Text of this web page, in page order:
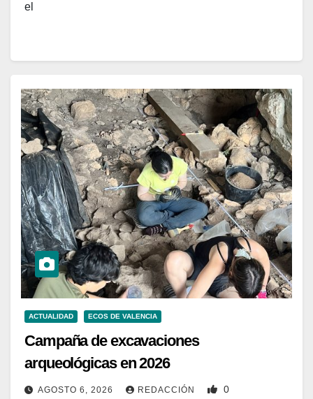
el
ACTUALIDAD ECOS DE VALENCIA
Campaña de excavaciones
arqueológicas en 2026
AGOSTO 6, 2026 REDACCIÓN 0